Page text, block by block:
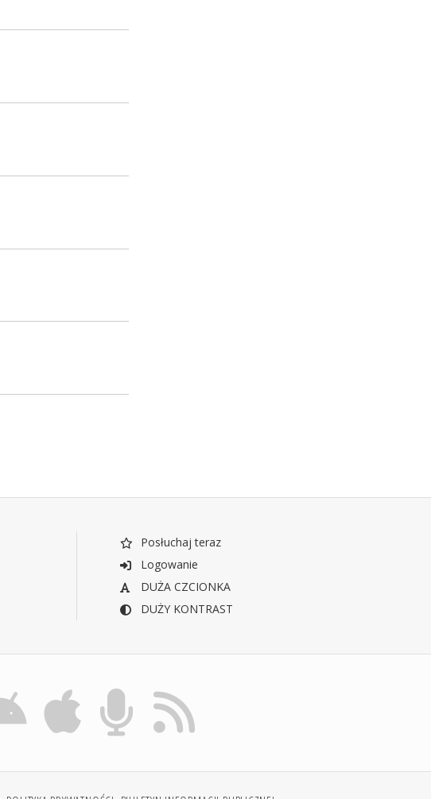
Posłuchaj teraz
Logowanie
DUŻA CZCIONKA
DUŻY KONTRAST